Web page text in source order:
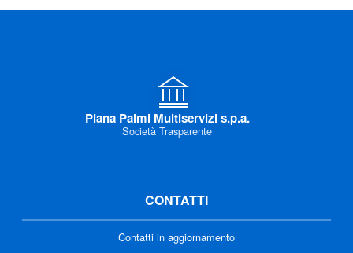
Piana Palmi Multiservizi s.p.a.
Società Trasparente
CONTATTI
Contatti in aggiornamento